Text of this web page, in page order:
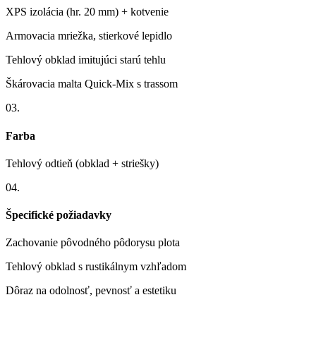
XPS izolácia (hr. 20 mm) + kotvenie
Armovacia mriežka, stierkové lepidlo
Tehlový obklad imitujúci starú tehlu
Škárovacia malta Quick-Mix s trassom
03.
Farba
Tehlový odtieň (obklad + striešky)
04.
Špecifické požiadavky
Zachovanie pôvodného pôdorysu plota
Tehlový obklad s rustikálnym vzhľadom
Dôraz na odolnosť, pevnosť a estetiku